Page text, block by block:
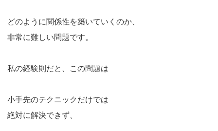
どのように関係性を築いていくのか、
非常に難しい問題です。
私の経験則だと、この問題は
小手先のテクニックだけでは
絶対に解決できず、